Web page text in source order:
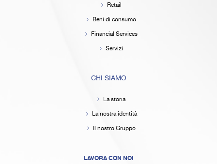
Retail
Beni di consumo
Financial Services
Servizi
CHI SIAMO
La storia
La nostra identità
Il nostro Gruppo
LAVORA CON NOI